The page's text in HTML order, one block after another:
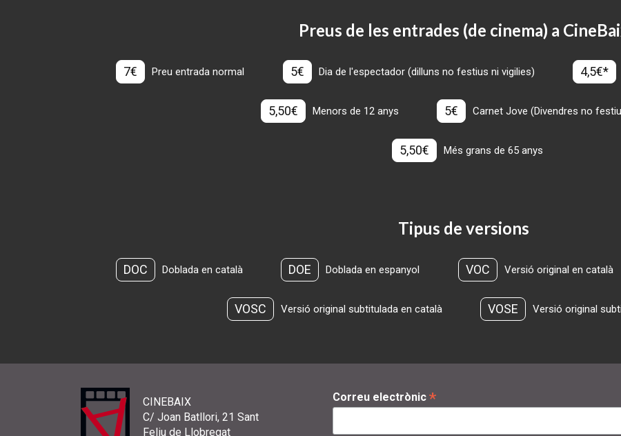
Preus de les entrades (de cinema) a
7€ Preu entrada normal 5€ Dia de l'espectador (dilluns no festius ni vigilies) 4,5€*
5,50€ Menors de 12 anys 5€ Carnet Jove (Divendres no
5,50€ Més grans de 65 anys
Tipus de versions
DOC Doblada en català DOE Doblada en espanyol VOC Versió original en català
VOSC Versió original subtitulada en català VOSE Versió original
CINEBAIX
C/ Joan Batllori, 21 Sant
Feliu de Llobregat
Correu electrònic *